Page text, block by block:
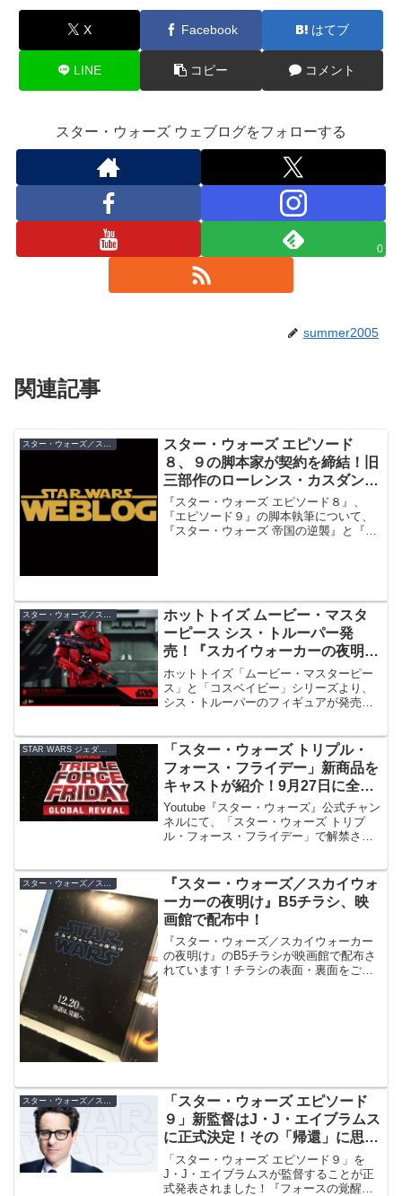
X Facebook はてブ
LINE コピー コメント
スター・ウォーズ ウェブログをフォローする
0
summer2005
関連記事
スター・ウォーズ エピソード
８、９の脚本家が契約を締結！旧
三部作のローレンス・カスダンを
起用！
『スター・ウォーズ エピソード８』、
『エピソード９』の脚本執筆について、
『スター・ウォーズ 帝国の逆襲』と『ジ
とのこと！
スター・ウォーズ／スカイウォーカーの夜明け
ホットトイズ ムービー・マスタ
ーピース シス・トルーパー発
売！『スカイウォーカーの夜明
け』コスベイビーも登場
ホットトイズ「ムービー・マスターピー
ス」と「コスベイビー」シリーズより、
シス・トルーパーのフィギュアが発売。
C−3POといった『スカイウォーカーの夜
明け』キャラクターが発売。
「スター・ウォーズ トリプル・
フォース・フライデー」新商品を
キャストが紹介！9月27日に全世
界同時生配信
Youtube『スター・ウォーズ』公式チャン
ネルにて、「スター・ウォーズ トリプ
ル・フォース・フライデー」で解禁され
スター・ウォーズ／スカイウォーカーの夜明け
『スター・ウォーズ／スカイウォ
ーカーの夜明け』B5チラシ、映
画館で配布中！
『スター・ウォーズ／スカイウォーカー
の夜明け』のB5チラシが映画館で配布さ
れています！チラシの表面・裏面をご紹
スター・ウォーズ／スカイウォーカーの夜明け
「スター・ウォーズ エピソード
９」新監督はJ・J・エイブラムス
に正式決定！その「帰還」に思う
こと
「スター・ウォーズ エピソード９」を
J・J・エイブラムスが監督することが正
式発表されました！『フォースの覚醒』